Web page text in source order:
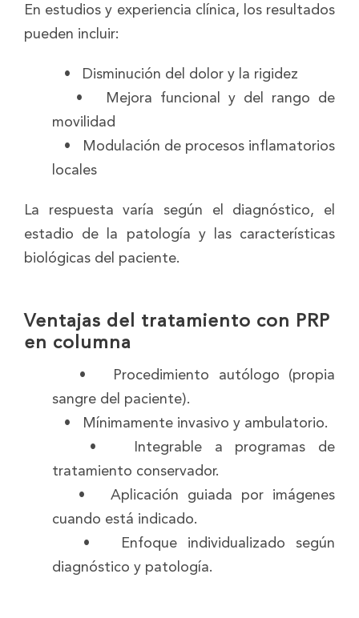
En estudios y experiencia clínica, los resultados
pueden incluir:
• Disminución del dolor y la rigidez
• Mejora funcional y del rango de
movilidad
• Modulación de procesos inflamatorios
locales
La respuesta varía según el diagnóstico, el
estadio de la patología y las características
biológicas del paciente.
Ventajas del tratamiento con PRP
en columna
• Procedimiento autólogo (propia
sangre del paciente).
• Mínimamente invasivo y ambulatorio.
• Integrable a programas de
tratamiento conservador.
• Aplicación guiada por imágenes
cuando está indicado.
• Enfoque individualizado según
diagnóstico y patología.